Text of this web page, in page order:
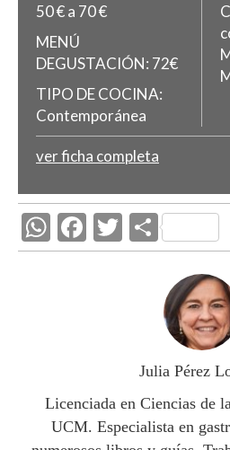
50 € a 70 €
MENÚ
DEGUSTACIÓN: 72€
TIPO DE COCINA:
Contemporánea
ver ficha completa
W
h
p
F
ac
k
T
w
C
o
m
p
ar
ti
r
Julia Pérez
Licenciada en Ciencias de
UCM. Especialista en